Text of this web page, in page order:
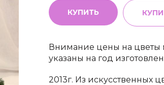
КУПИТЬ
Внимание цены на цветы
указаны на год
2013г. Из искусственных